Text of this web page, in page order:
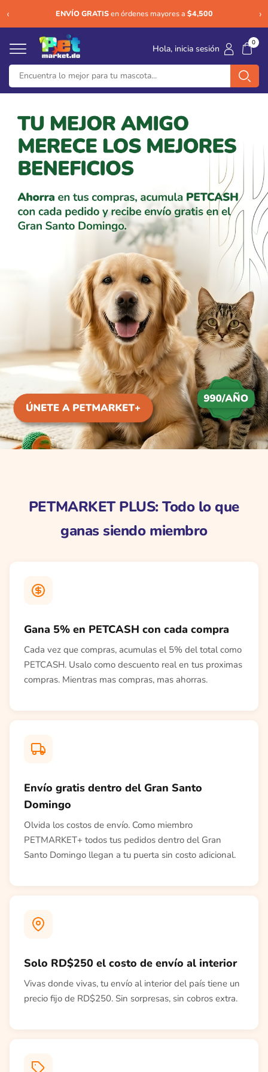
‹ ENVÍO GRATISen órdenes mayores a $4,500 ›
Hola, inicia sesión
0
PETMARKET PLUS: Todo lo que
ganas siendo miembro
Gana 5% en PETCASH con cada compra
Cada vez que compras, acumulas el 5% del total como
PETCASH. Usalo como descuento real en tus proximas
compras. Mientras mas compras, mas ahorras.
Envío gratis dentro del Gran Santo
Domingo
Olvida los costos de envío. Como miembro
PETMARKET+ todos tus pedidos dentro del Gran
Santo Domingo llegan a tu puerta sin costo adicional.
Solo RD$250 el costo de envío al interior
Vivas donde vivas, tu envío al interior del país tiene un
precio fijo de RD$250. Sin sorpresas, sin cobros extra.